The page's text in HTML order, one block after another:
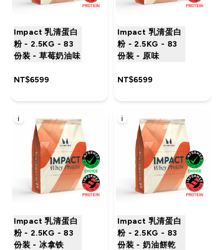
Impact 乳清蛋白
粉 - 2.5KG - 83
份装 - 草莓奶油味
NT$6599‎
Impact 乳清蛋白
粉 - 2.5KG - 83
份装 - 原味
NT$6599‎
i
Impact 乳清蛋白
粉 - 2.5KG - 83
份装 - 冰拿铁
i
Impact 乳清蛋白
粉 - 2.5KG - 83
份装 - 奶油餅乾